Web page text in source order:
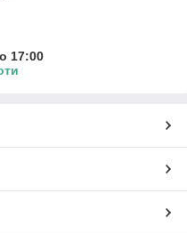
17:00